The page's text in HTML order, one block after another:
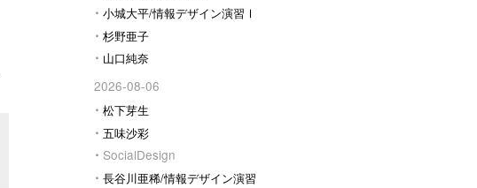
小城大平/情報デザイン演習Ⅰ
杉野亜子
山口純奈
2026-08-06
松下芽生
五味沙彩
SocialDesign
長谷川亜稀/情報デザイン演習